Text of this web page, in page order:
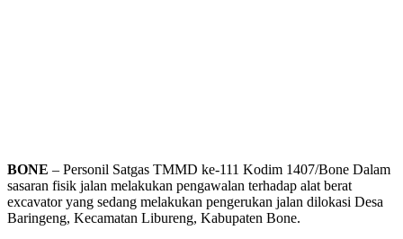
BONE – Personil Satgas TMMD ke-111 Kodim 1407/Bone Dalam
sasaran fisik jalan melakukan pengawalan terhadap alat berat
excavator yang sedang melakukan pengerukan jalan dilokasi Desa
Baringeng, Kecamatan Libureng, Kabupaten Bone.